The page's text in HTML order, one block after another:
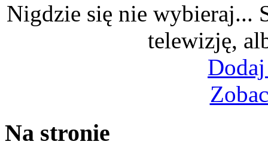
Nigdzie się nie wybieraj...
telewizję,
Na stronie